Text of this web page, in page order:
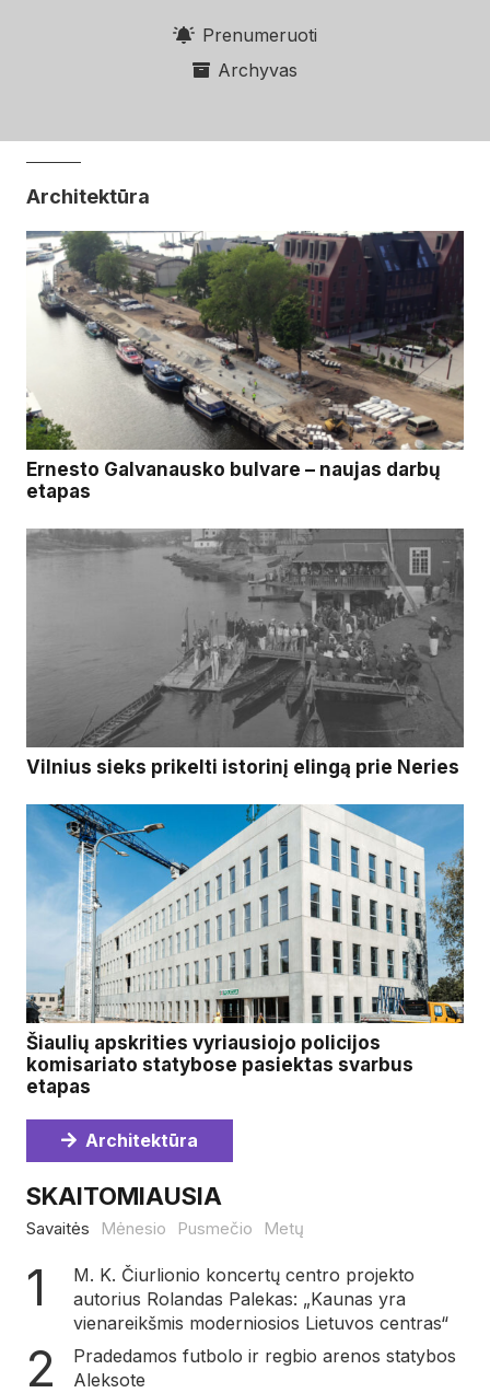
Prenumeruoti
Archyvas
Architektūra
Ernesto Galvanausko bulvare – naujas darbų
etapas
Vilnius sieks prikelti istorinį elingą prie Neries
Šiaulių apskrities vyriausiojo policijos
komisariato statybose pasiektas svarbus
etapas
Architektūra
SKAITOMIAUSIA
Savaitės Mėnesio Pusmečio Metų
M. K. Čiurlionio koncertų centro projekto
autorius Rolandas Palekas: „Kaunas yra
vienareikšmis moderniosios Lietuvos centras“
Pradedamos futbolo ir regbio arenos statybos
Aleksote